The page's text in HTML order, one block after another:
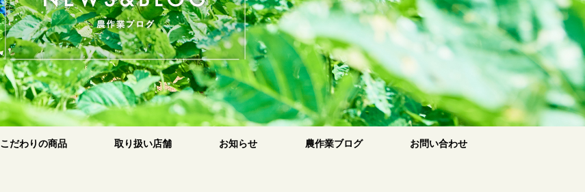
こだわりの商品 取り扱い店舗 お知らせ 農作業ブログ お問い合わせ